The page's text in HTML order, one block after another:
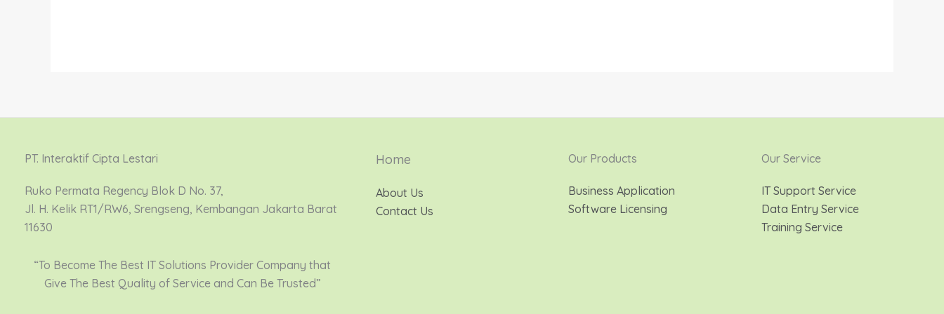
PT. Interaktif Cipta Lestari
Ruko Permata Regency Blok D No. 37,
Jl. H. Kelik RT1/RW6, Srengseng, Kembangan Jakarta Barat
11630
“To Become The Best IT Solutions Provider Company that
Give The Best Quality of Service and Can Be Trusted”
Home
About Us
Contact Us
Our Products
Business Application
Software Licensing
Our Service
IT Support Service
Data Entry Service
Training Service